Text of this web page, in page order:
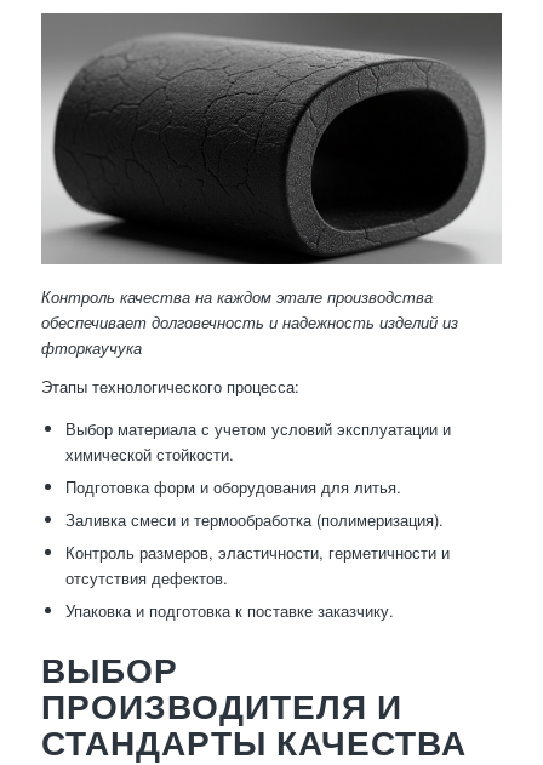
Контроль качества на каждом этапе производства
обеспечивает долговечность и надежность изделий из
фторкаучука
Этапы технологического процесса:
Выбор материала с учетом условий эксплуатации и
химической стойкости.
Подготовка форм и оборудования для литья.
Заливка смеси и термообработка (полимеризация).
Контроль размеров, эластичности, герметичности и
отсутствия дефектов.
Упаковка и подготовка к поставке заказчику.
ВЫБОР
ПРОИЗВОДИТЕЛЯ И
СТАНДАРТЫ КАЧЕСТВА